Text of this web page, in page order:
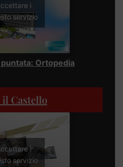
i
servizio
Ortopedia
Castello
i
servizio